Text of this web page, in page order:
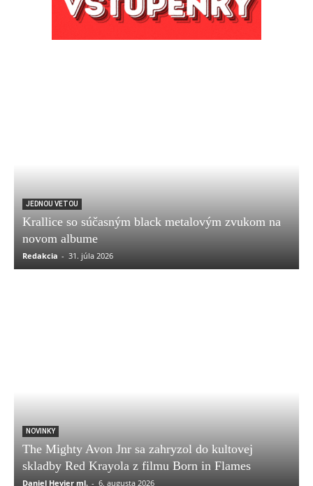
JEDNOU VETOU
Krallice so súčasným black metalovým zvukom na
novom albume
Redakcia - 31. júla 2026
NOVINKY
The Mighty Avon Jnr sa zahryzol do kultovej
skladby Red Krayola z filmu Born in Flames
Daniel Hevier ml. - 6. augusta 2026